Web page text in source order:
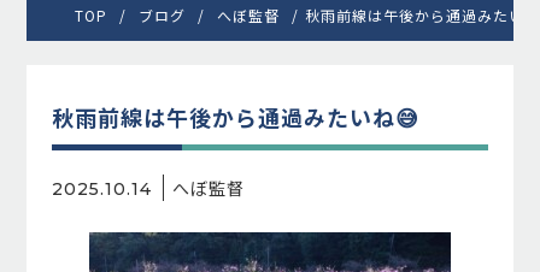
TOP ブログ へぼ監督 秋雨前線は午後から通過みたい
秋雨前線は午後から通過みたいね😅
2025.10.14 へぼ監督